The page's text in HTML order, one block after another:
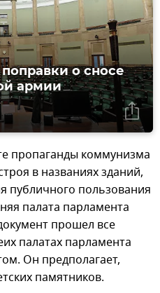
о сносе
армии
пропаганды коммунизма
в названиях зданий,
публичного пользования
палата парламента
прошел все
палатах парламента
Он предполагает,
памятников.